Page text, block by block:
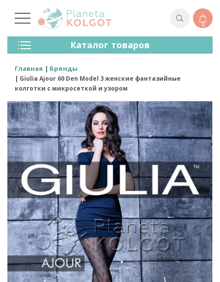
0
Каталог товаров
Колготки
Чулки
Лосины (леггинсы)
Носки И Гольфы
Спортивная Одежда
Для Мужчин
Для Детей
Бренды
Главная Бренды
Giulia Ajour 60 Den Model 3 женские фантазийные
колготки с микросеткой и узором